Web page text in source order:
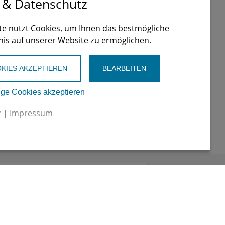
Datenschutz
nutzt Cookies, um Ihnen das bestmögliche
auf unserer Website zu ermöglichen.
AKZEPTIEREN BEARBEITEN
Cookies akzeptieren
| Impressum